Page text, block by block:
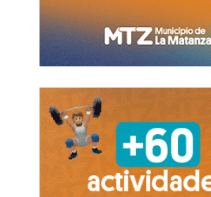
Exteriores para Asuntos Jurídicos
Internacionales, Kazem
semana pasada que la seguridad
CENTCOM y sostuvo que «
el
está bajo el mando de Irán«.
FUENTE. RT